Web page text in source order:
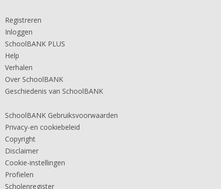
Registreren
Inloggen
SchoolBANK PLUS
Help
Verhalen
Over SchoolBANK
Geschiedenis van SchoolBANK
SchoolBANK Gebruiksvoorwaarden
Privacy-en cookiebeleid
Copyright
Disclaimer
Cookie-instellingen
Profielen
Scholenregister